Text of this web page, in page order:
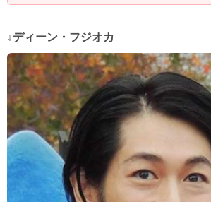
↓ディーン・フジオカ